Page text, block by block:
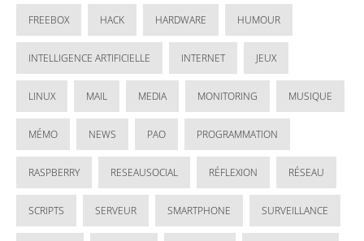
FREEBOX HACK HARDWARE HUMOUR
INTELLIGENCE ARTIFICIELLE INTERNET JEUX
LINUX MAIL MEDIA MONITORING MUSIQUE
MÉMO NEWS PAO PROGRAMMATION
RASPBERRY RESEAUSOCIAL RÉFLEXION RÉSEAU
SCRIPTS SERVEUR SMARTPHONE SURVEILLANCE